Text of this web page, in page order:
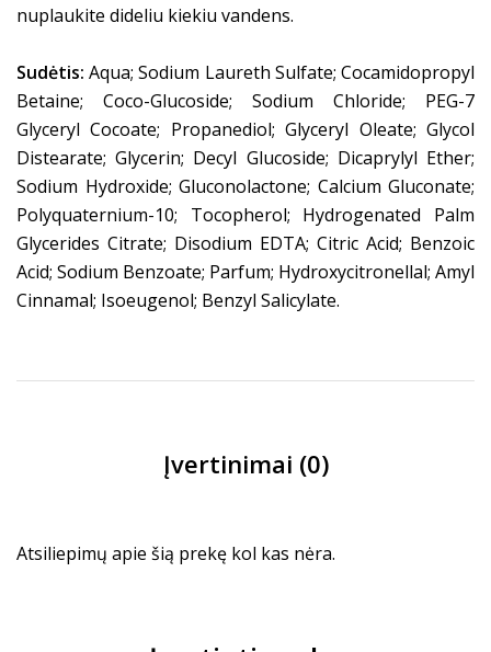
nuplaukite dideliu kiekiu vandens.
Sudėtis: Aqua; Sodium Laureth Sulfate; Cocamidopropyl
Betaine; Coco-Glucoside; Sodium Chloride; PEG-7
Glyceryl Cocoate; Propanediol; Glyceryl Oleate; Glycol
Distearate; Glycerin; Decyl Glucoside; Dicaprylyl Ether;
Sodium Hydroxide; Gluconolactone; Calcium Gluconate;
Polyquaternium-10; Tocopherol; Hydrogenated Palm
Glycerides Citrate; Disodium EDTA; Citric Acid; Benzoic
Acid; Sodium Benzoate; Parfum; Hydroxycitronellal; Amyl
Cinnamal; Isoeugenol; Benzyl Salicylate.
Įvertinimai (0)
Atsiliepimų apie šią prekę kol kas nėra.